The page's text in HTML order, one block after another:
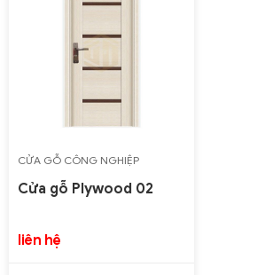
CỬA GỖ CÔNG NGHIỆP
PLYWOOD
Cửa gỗ Plywood 02
liên hệ